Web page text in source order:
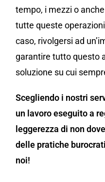
tempo, i mezzi o
tutte queste
caso, rivolgersi ad
garantire tutto questo
soluzione su cui
Scegliendo i nostri
un lavoro eseguito a
leggerezza di non
delle pratiche
noi!